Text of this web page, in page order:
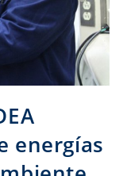
energías